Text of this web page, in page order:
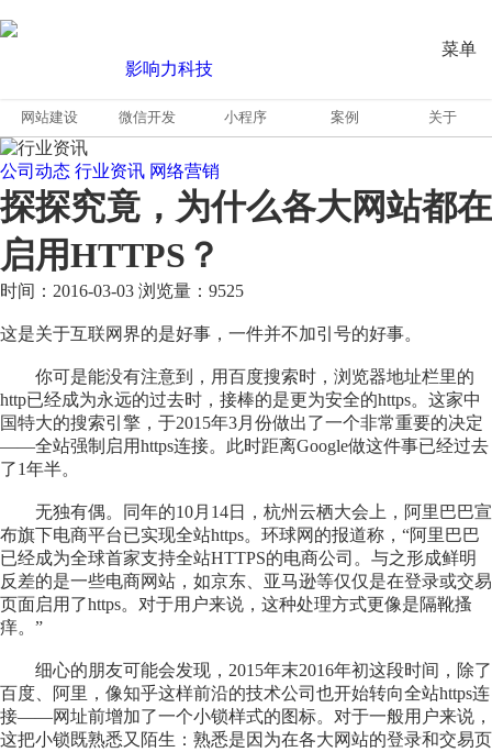
菜单
网站建设 微信开发 小程序 案例 关于
公司动态 行业资讯 网络营销
探探究竟，为什么各大网站都在
启用HTTPS？
时间：2016-03-03 浏览量：9525
这是关于互联网界的是好事，一件并不加引号的好事。
你可是能没有注意到，用百度搜索时，浏览器地址栏里的
http已经成为永远的过去时，接棒的是更为安全的https。这家中
国特大的搜索引擎，于2015年3月份做出了一个非常重要的决定
——全站强制启用https连接。此时距离Google做这件事已经过去
了1年半。
无独有偶。同年的10月14日，杭州云栖大会上，阿里巴巴宣
布旗下电商平台已实现全站https。环球网的报道称，“阿里巴巴
已经成为全球首家支持全站HTTPS的电商公司。与之形成鲜明
反差的是一些电商网站，如京东、亚马逊等仅仅是在登录或交易
页面启用了https。对于用户来说，这种处理方式更像是隔靴搔
痒。”
细心的朋友可能会发现，2015年末2016年初这段时间，除了
百度、阿里，像知乎这样前沿的技术公司也开始转向全站https连
接——网址前增加了一个小锁样式的图标。对于一般用户来说，
这把小锁既熟悉又陌生：熟悉是因为在各大网站的登录和交易页